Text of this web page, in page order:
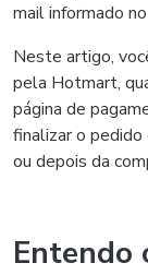
mail informado
Neste artigo,
pela Hotmart,
página de
finalizar o pedido
ou depois da
Entendo